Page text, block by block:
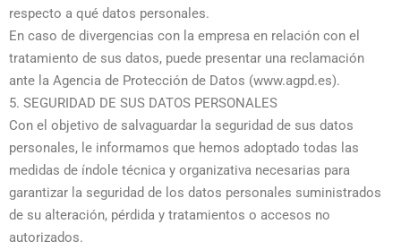
respecto a qué datos personales.
En caso de divergencias con la empresa en relación con el
tratamiento de sus datos, puede presentar una reclamación
ante la Agencia de Protección de Datos (www.agpd.es).
5. SEGURIDAD DE SUS DATOS PERSONALES
Con el objetivo de salvaguardar la seguridad de sus datos
personales, le informamos que hemos adoptado todas las
medidas de índole técnica y organizativa necesarias para
garantizar la seguridad de los datos personales suministrados
de su alteración, pérdida y tratamientos o accesos no
autorizados.